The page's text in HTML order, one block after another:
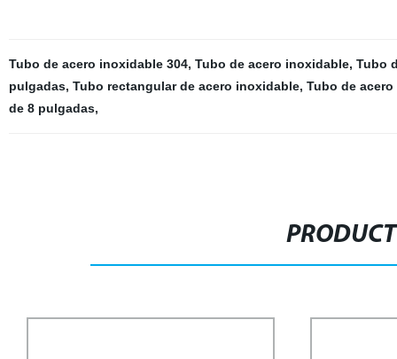
Tubo de acero inoxidable 304, Tubo de acero inoxidable, Tubo
pulgadas, Tubo rectangular de acero inoxidable, Tubo de
de 8 pulgadas,